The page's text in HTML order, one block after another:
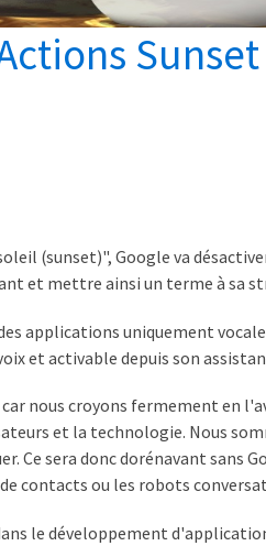
Sunset
(sunset)", Google va
et mettre ainsi un terme à sa
applications uniquement
et activable depuis son
nous croyons fermement en
et la technologie. Nous
Ce sera donc dorénavant sans
contacts ou les robots
le développement